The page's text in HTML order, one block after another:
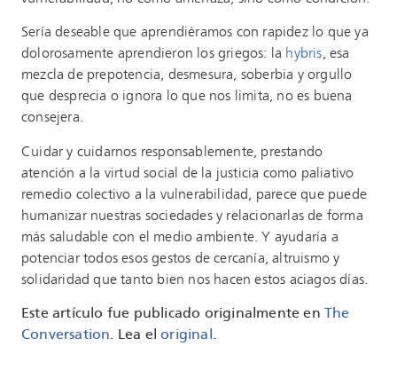
Sería deseable que aprendiéramos con rapidez lo que ya
dolorosamente aprendieron los griegos: la hybris, esa
mezcla de prepotencia, desmesura, soberbia y orgullo
que desprecia o ignora lo que nos limita, no es buena
consejera.
Cuidar y cuidarnos responsablemente, prestando
atención a la virtud social de la justicia como paliativo
remedio colectivo a la vulnerabilidad, parece que puede
humanizar nuestras sociedades y relacionarlas de forma
más saludable con el medio ambiente. Y ayudaría a
potenciar todos esos gestos de cercanía, altruismo y
solidaridad que tanto bien nos hacen estos aciagos días.
Este artículo fue publicado originalmente en
The
Conversation. Lea eloriginal .